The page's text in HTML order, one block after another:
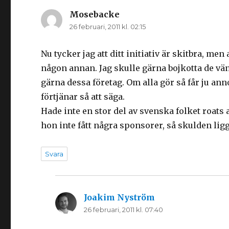
Mosebacke
26 februari, 2011 kl. 02:15
Nu tycker jag att ditt initiativ är skitbra, men
någon annan. Jag skulle gärna bojkotta de
gärna dessa företag. Om alla gör så får ju
förtjänar så att säga.
Hade inte en stor del av svenska folket
hon inte fått några sponsorer, så skulden
Svara
Joakim Nyström
26 februari, 2011 kl. 07:40